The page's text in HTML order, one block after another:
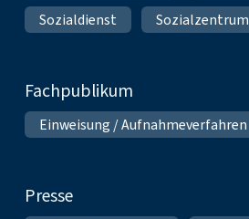
Sozialdienst
Sozialzentrum
Fachpublikum
Einweisung / Aufnahmeverfahren
Presse